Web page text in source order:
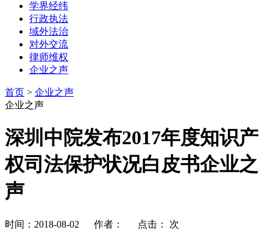
学界经纬
行政执法
域外法治
对外交流
律师维权
企业之声
首页 > 企业之声
企业之声
深圳中院发布2017年度知识产
权司法保护状况白皮书企业之
声
时间：2018-08-02 作者： 点击： 次